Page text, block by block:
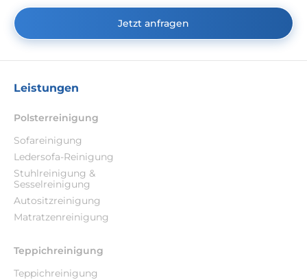
Jetzt anfragen
Leistungen
Polsterreinigung
Sofareinigung
Ledersofa-Reinigung
Stuhlreinigung &
Sesselreinigung
Autositzreinigung
Matratzenreinigung
Teppichreinigung
Teppichreinigung